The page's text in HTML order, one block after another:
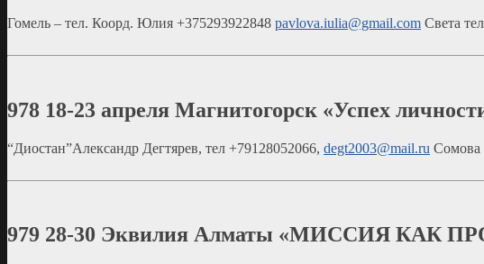
Гомель – тел. Коорд. Юлия +375293922848 pavlova.iulia@gmail.com Света
978 18-23 апреля Магнитогорск «Успех
“Диостан”Александр Дегтярев, тел +79128052066, degt2003@mail.ru Сомова
979 28-30 Эквилия Алматы «МИССИЯ КАК